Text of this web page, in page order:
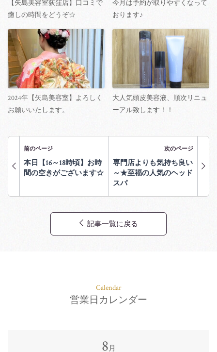
【矢島美容室荻窪店】口コミで
癒しの時間をどうぞ☆
今月は予約が取りやすくなって
おります♪
2024年【矢島美容室】よろしく
お願いいたします。
大人気頭皮美容液、順次リニュ
ーアル致します！！
前のページ
本日【16～18時頃】お時
間の空きがございます☆
次のページ
専門店よりも気持ち良い
～★至福の人気のヘッド
スパ
記事一覧に戻る
Calendar
営業日カレンダー
8月